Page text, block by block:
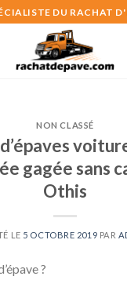
DU RACHAT
NON CLASSÉ
gagée sans
Othis
LE 5 OCTOBRE 2019 PAR
?